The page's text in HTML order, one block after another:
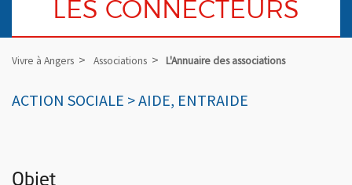
LES CONNECTEURS
Vivre à Angers Associations L'Annuaire des associations
ACTION SOCIALE > AIDE, ENTRAIDE
Objet